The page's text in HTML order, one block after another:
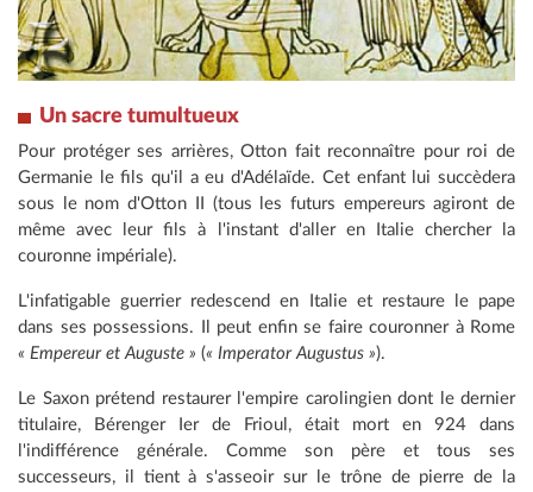
Un sacre tumultueux
Pour protéger ses arrières, Otton fait reconnaître pour roi de
Germanie le fils qu'il a eu d'Adélaïde. Cet enfant lui succèdera
sous le nom d'Otton II (tous les futurs empereurs agiront de
même avec leur fils à l'instant d'aller en Italie chercher la
couronne impériale).
L'infatigable guerrier redescend en Italie et restaure le pape
dans ses possessions. Il peut enfin se faire couronner à Rome
« Empereur et Auguste » (« Imperator Augustus »).
Le Saxon prétend restaurer l'empire carolingien dont le dernier
titulaire, Bérenger Ier de Frioul, était mort en 924 dans
l'indifférence générale. Comme son père et tous ses
successeurs, il tient à s'asseoir sur le trône de pierre de la